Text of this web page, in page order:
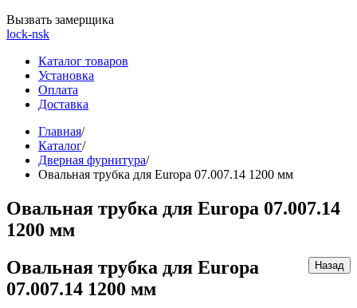
Вызвать замерщика
lock-nsk
Каталог товаров
Установка
Оплата
Доставка
Главная/
Каталог/
Дверная фурнитура/
Овальная трубка для Europa 07.007.14 1200 мм
Овальная трубка для Europa 07.007.14
1200 мм
Овальная трубка для Europa
07.007.14 1200 мм